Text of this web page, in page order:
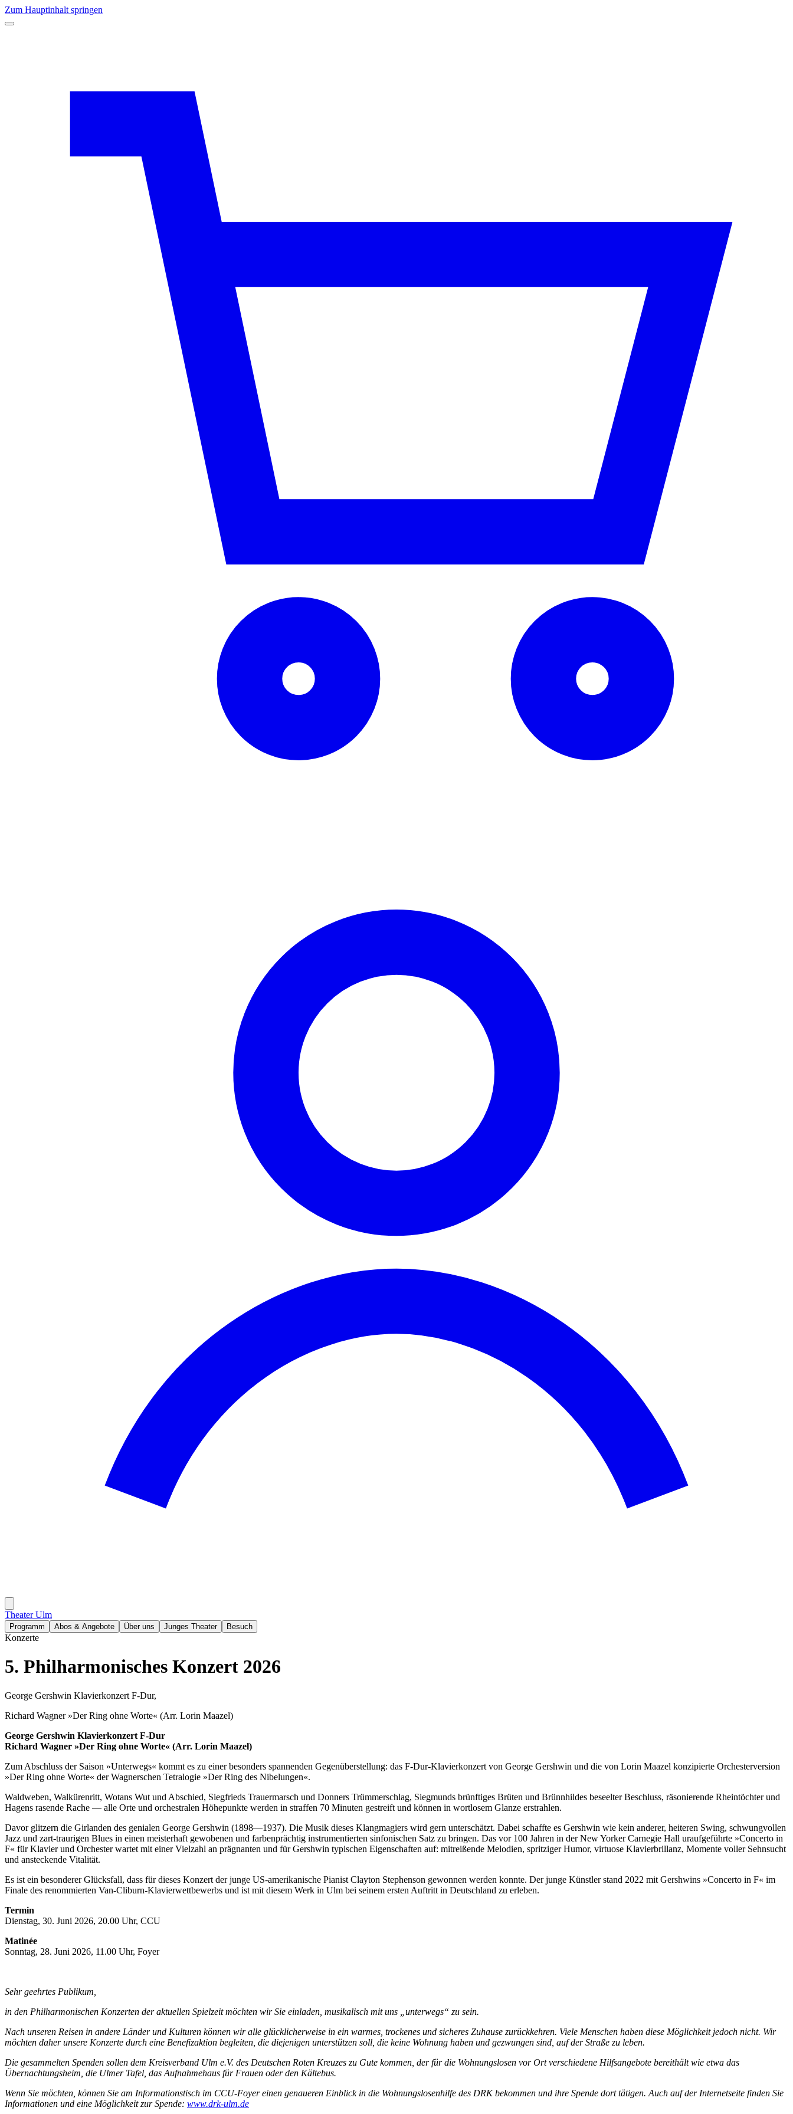
Zum Hauptinhalt springen
Theater Ulm
Programm Abos & Angebote Über uns Junges Theater Besuch
Konzerte
5. Philharmonisches Konzert 2026
George Gershwin Klavierkonzert F-Dur,
Richard Wagner »Der Ring ohne Worte« (Arr. Lorin Maazel)
George Gershwin Klavierkonzert F-Dur
Richard Wagner »Der Ring ohne Worte« (Arr. Lorin Maazel)
Zum Abschluss der Saison »Unterwegs« kommt es zu einer besonders spannenden Gegenüberstellung: das F-Dur-Klavierkonzert von George Gershwin und die von Lorin Maazel konzipierte Orchesterversion
»Der Ring ohne Worte« der Wagnerschen Tetralogie »Der Ring des Nibelungen«.
Waldweben, Walkürenritt, Wotans Wut und Abschied, Siegfrieds Trauermarsch und Donners Trümmerschlag, Siegmunds brünftiges Brüten und Brünnhildes beseelter Beschluss, räsonierende Rheintöchter und
Hagens rasende Rache — alle Orte und orchestralen Höhepunkte werden in straffen 70 Minuten gestreift und können in wortlosem Glanze erstrahlen.
Davor glitzern die Girlanden des genialen George Gershwin (1898—1937). Die Musik dieses Klangmagiers wird gern unterschätzt. Dabei schaffte es Gershwin wie kein anderer, heiteren Swing, schwungvollen
Jazz und zart-traurigen Blues in einen meisterhaft gewobenen und farbenprächtig instrumentierten sinfonischen Satz zu bringen. Das vor 100 Jahren in der New Yorker Carnegie Hall uraufgeführte »Concerto in
F« für Klavier und Orchester wartet mit einer Vielzahl an prägnanten und für Gershwin typischen Eigenschaften auf: mitreißende Melodien, spritziger Humor, virtuose Klavierbrillanz, Momente voller Sehnsucht
und ansteckende Vitalität.
Es ist ein besonderer Glücksfall, dass für dieses Konzert der junge US-amerikanische Pianist Clayton Stephenson gewonnen werden konnte. Der junge Künstler stand 2022 mit Gershwins »Concerto in F« im
Finale des renommierten Van-Cliburn-Klavierwettbewerbs und ist mit diesem Werk in Ulm bei seinem ersten Auftritt in Deutschland zu erleben.
Termin
Dienstag, 30. Juni 2026, 20.00 Uhr, CCU
Matinée
Sonntag, 28. Juni 2026, 11.00 Uhr, Foyer
Sehr geehrtes Publikum,
in den Philharmonischen Konzerten der aktuellen Spielzeit möchten wir Sie einladen, musikalisch mit uns „unterwegs“ zu sein.
Nach unseren Reisen in andere Länder und Kulturen können wir alle glücklicherweise in ein warmes, trockenes und sicheres Zuhause zurückkehren. Viele Menschen haben diese Möglichkeit jedoch nicht. Wir
möchten daher unsere Konzerte durch eine Benefizaktion begleiten, die diejenigen unterstützen soll, die keine Wohnung haben und gezwungen sind, auf der Straße zu leben.
Die gesammelten Spenden sollen dem Kreisverband Ulm e.V. des Deutschen Roten Kreuzes zu Gute kommen, der für die Wohnungslosen vor Ort verschiedene Hilfsangebote bereithält wie etwa das
Übernachtungsheim, die Ulmer Tafel, das Aufnahmehaus für Frauen oder den Kältebus.
Wenn Sie möchten, können Sie am Informationstisch im CCU-Foyer einen genaueren Einblick in die Wohnungslosenhilfe des DRK bekommen und ihre Spende dort tätigen. Auch auf der Internetseite finden Sie
Informationen und eine Möglichkeit zur Spende: www.drk-ulm.de